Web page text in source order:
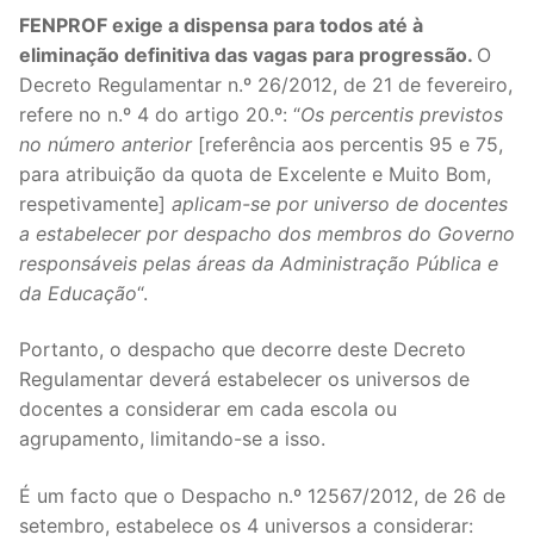
sindicalização
Notícias
Legislação
Sectores
PRÉ-ESCOLAR
2º/3º CEB / SECUNDÁRIO
ENSINO ARTÍSTICO
PARTICULAR / IPSS / MISERICÓRDIAS
FENPROF exige a dispensa para todos até à
eliminação definitiva das vagas para progressão. O
Decreto Regulamentar n.º 26/2012, de 21 de fevereiro,
refere no n.º 4 do artigo 20.º: “Os percentis previstos
no número anterior[referência aos percentis 95 e 75,
para atribuição da quota de Excelente e Muito Bom,
respetivamente] aplicam-se por universo de docentes
a estabelecer por despacho dos membros do Governo
responsáveis pelas áreas da Administração Pública e
da Educação“.
Portanto, o despacho que decorre deste Decreto
Regulamentar deverá estabelecer os universos de
docentes a considerar em cada escola ou
agrupamento, limitando-se a isso.
É um facto que o Despacho n.º 12567/2012, de 26 de
setembro, estabelece os 4 universos a considerar: